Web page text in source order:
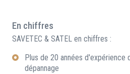
En chiffres
SAVETEC & SATEL en chiffres :
Plus de 20 années d'expérience
dépannage